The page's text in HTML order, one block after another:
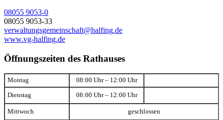
08055 9053-0
08055 9053-33
verwaltungsgemeinschaft@halfing.de
www.vg-halfing.de
Öffnungszeiten des Rathauses
Montag 08:00 Uhr – 12:00 Uhr
Dienstag 08:00 Uhr – 12:00 Uhr
Mittwoch geschlossen